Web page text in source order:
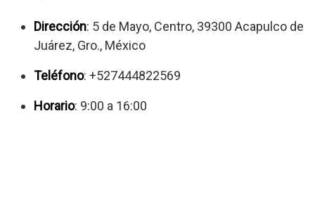
Dirección: 5 de Mayo, Centro, 39300 Acapulco de
Juárez, Gro., México
Teléfono: +527444822569
Horario: 9:00 a 16:00